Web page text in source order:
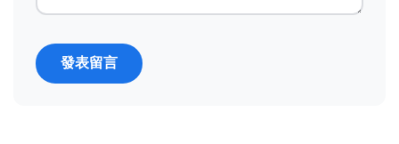
發表留言